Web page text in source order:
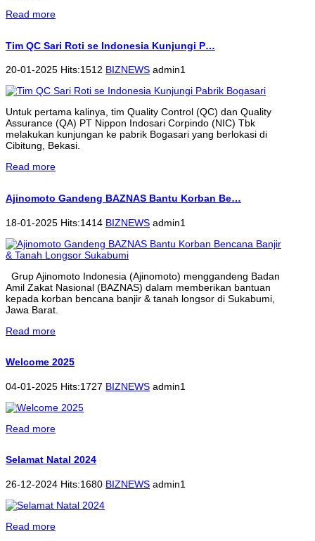
Read more
Tim QC Sari Roti se Indonesia Kunjungi P…
20-01-2025 Hits:1512 BIZNEWS admin1
Untuk pertama kalinya, tim Quality Control (QC) dan Quality
Assurance (QA) PT Nippon Indosari Corpindo (NIC) Tbk
melakukan kunjungan ke pabrik Bogasari yang berlokasi di
Cibitung, Bekasi.
Read more
Ajinomoto Gandeng BAZNAS Bantu Korban Be…
18-01-2025 Hits:1414 BIZNEWS admin1
Grup Ajinomoto Indonesia (Ajinomoto) menggandeng Badan
Amil Zakat Nasional (BAZNAS) dalam memberikan bantuan
kepada korban bencana banjir & tanah longsor di Sukabumi,
Jawa Barat.
Read more
Welcome 2025
04-01-2025 Hits:1727 BIZNEWS admin1
Read more
Selamat Natal 2024
26-12-2024 Hits:1680 BIZNEWS admin1
Read more